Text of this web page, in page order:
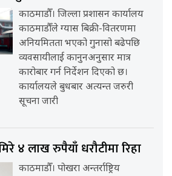
काठमाडौँ। जिल्ला प्रशासन कार्यालय
काठमाडौँले ग्यास बिक्री-वितरणमा
अनियमितता भएको गुनासो बढेपछि
व्यवसायीलाई कानुनअनुसार मात्र
कारोबार गर्न निर्देशन दिएको छ।
कार्यालयले बुधबार अत्यन्त जरुरी
सूचना जारी
४ लाख रुपैयाँ धरौटीमा रिहा
काठमाडौँ। पोखरा अन्तर्राष्ट्रिय